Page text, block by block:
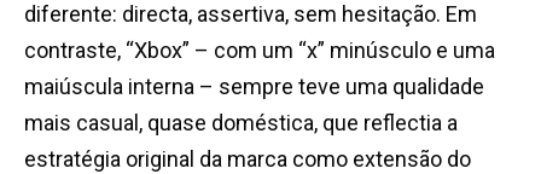
diferente: directa, assertiva, sem hesitação. Em
contraste, “Xbox” – com um “x” minúsculo e uma
maiúscula interna – sempre teve uma qualidade
mais casual, quase doméstica, que reflectia a
estratégia original da marca como extensão do